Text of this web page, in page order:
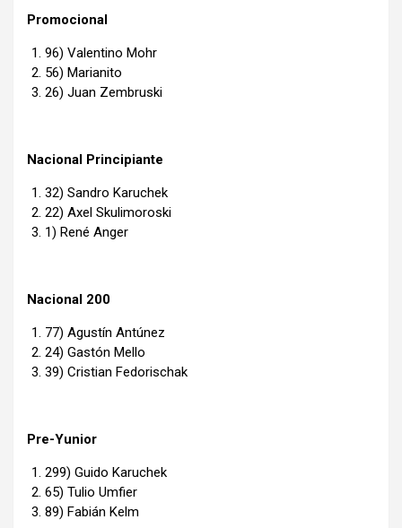
Promocional
96) Valentino Mohr
56) Marianito
26) Juan Zembruski
Nacional Principiante
32) Sandro Karuchek
22) Axel Skulimoroski
1) René Anger
Nacional 200
77) Agustín Antúnez
24) Gastón Mello
39) Cristian Fedorischak
Pre-Yunior
299) Guido Karuchek
65) Tulio Umfier
89) Fabián Kelm